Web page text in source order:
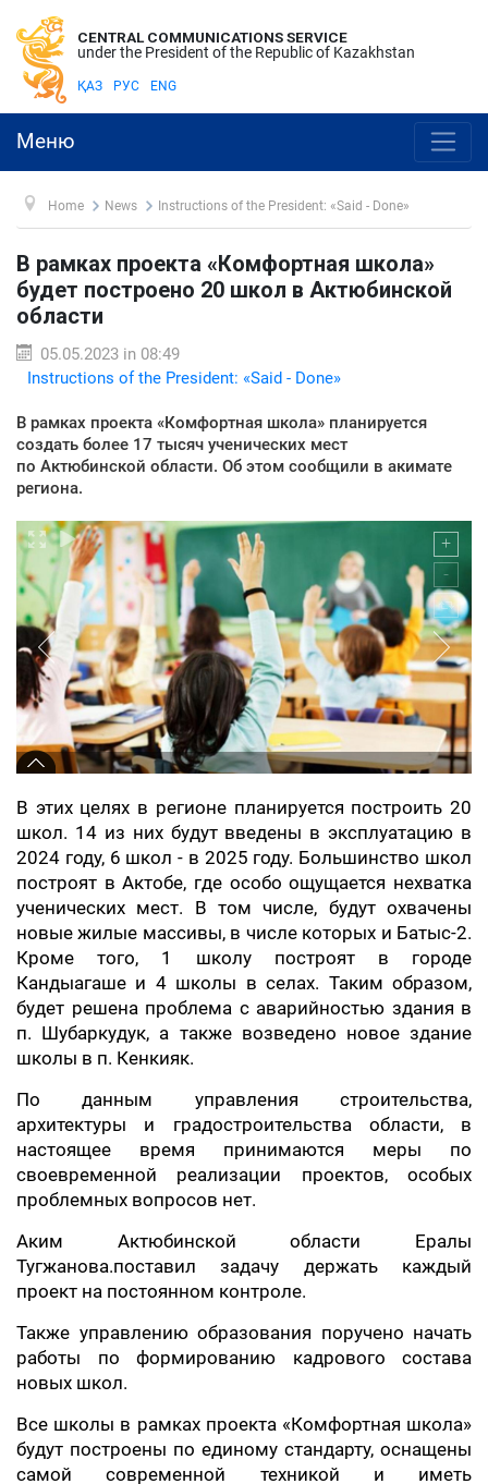
CENTRAL COMMUNICATIONS SERVICE
under the President of the Republic of Kazakhstan
ҚАЗ РУС ENG
Меню
Home News Instructions of the President: «Said - Done»
В рамках проекта «Комфортная школа»
будет построено 20 школ в Актюбинской
области
05.05.2023 in 08:49
Instructions of the President: «Said - Done»
В рамках проекта «Комфортная школа» планируется
создать более 17 тысяч ученических мест
по Актюбинской области. Об этом сообщили в акимате
региона.
В этих целях в регионе планируется построить 20
школ. 14 из них будут введены в эксплуатацию в
2024 году, 6 школ - в 2025 году. Большинство школ
построят в Актобе, где особо ощущается нехватка
ученических мест. В том числе, будут охвачены
новые жилые массивы, в числе которых и Батыс-2.
Кроме того, 1 школу построят в городе
Кандыагаше и 4 школы в селах. Таким образом,
будет решена проблема с аварийностью здания в
п. Шубаркудук, а также возведено новое здание
школы в п. Кенкияк.
По данным управления строительства,
архитектуры и градостроительства области, в
настоящее время принимаются меры по
своевременной реализации проектов, особых
проблемных вопросов нет.
Аким Актюбинской области Ералы
Тугжанова.поставил задачу держать каждый
проект на постоянном контроле.
Также управлению образования поручено начать
работы по формированию кадрового состава
новых школ.
Все школы в рамках проекта «Комфортная школа»
будут построены по единому стандарту, оснащены
самой современной техникой и иметь